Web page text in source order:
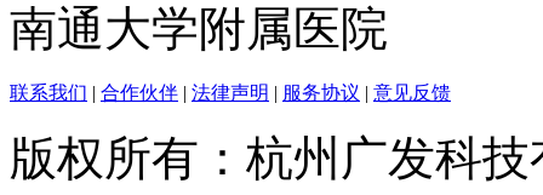
南通大学附属医院
联系我们 | 合作伙伴 | 法律声明 | 服务协议 | 意见反馈
版权所有：杭州广发科